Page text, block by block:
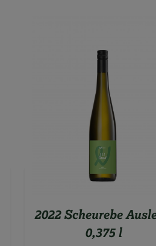
2022 Scheurebe
0,375 l